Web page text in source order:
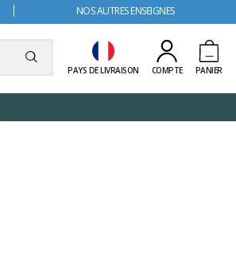
NOS AUTRES ENSEIGNES
PAYS DE LIVRAISON COMPTE PANIER